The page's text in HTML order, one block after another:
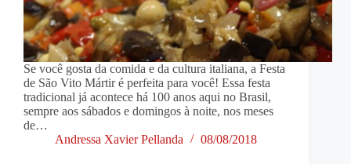
Se você gosta da comida e da cultura italiana, a Festa
de São Vito Mártir é perfeita para você! Essa festa
tradicional já acontece há 100 anos aqui no Brasil,
sempre aos sábados e domingos à noite, nos meses
de…
Andressa Xavier Pellanda
08/08/2018